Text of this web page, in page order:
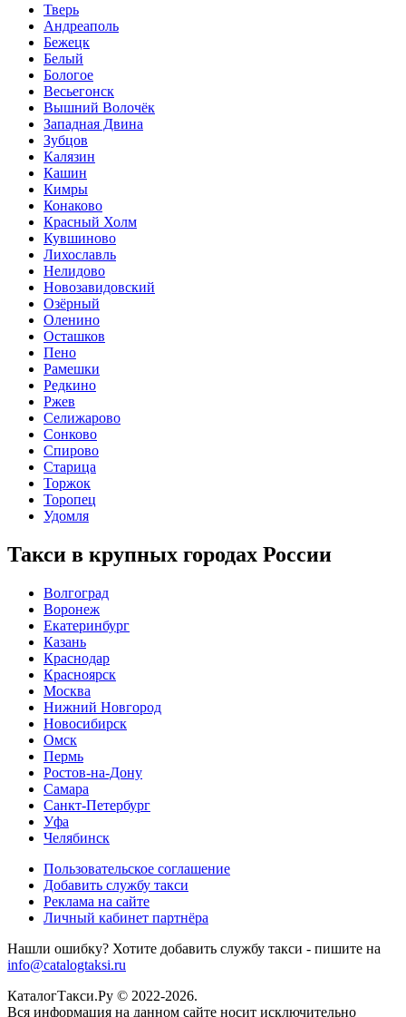
Тверь
Андреаполь
Бежецк
Белый
Бологое
Весьегонск
Вышний Волочёк
Западная Двина
Зубцов
Калязин
Кашин
Кимры
Конаково
Красный Холм
Кувшиново
Лихославль
Нелидово
Новозавидовский
Озёрный
Оленино
Осташков
Пено
Рамешки
Редкино
Ржев
Селижарово
Сонково
Спирово
Старица
Торжок
Торопец
Удомля
Такси в крупных городах России
Волгоград
Воронеж
Екатеринбург
Казань
Краснодар
Красноярск
Москва
Нижний Новгород
Новосибирск
Омск
Пермь
Ростов-на-Дону
Самара
Санкт-Петербург
Уфа
Челябинск
Пользовательское соглашение
Добавить службу такси
Реклама на сайте
Личный кабинет партнёра
Нашли ошибку? Хотите добавить службу такси - пишите на
info@catalogtaksi.ru
КаталогТакси.Ру © 2022-2026.
Вся информация на данном сайте носит исключительно